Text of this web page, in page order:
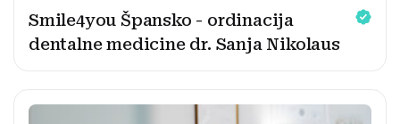
Smile4you Špansko - ordinacija
dentalne medicine dr. Sanja Nikolaus